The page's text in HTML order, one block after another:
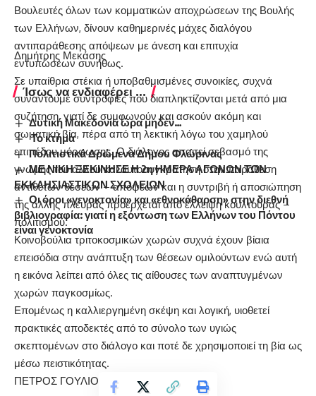
Δημήτρης Μεκάσης
Ίσως να ενδιαφέρει ...
Δυτική Μακεδονία ώρα μηδέν…
Το κτήμα
Πολιτιστικά Δρώμενα Δήμου Φλώρινας
ΜΕ ΝΙΚΗ ΞΕΚΙΝΗΣΕ Η 2η ΗΜΕΡΑ ΑΓΩΝΩΝ ΤΩΝ
ΕΚΚΛΗΣΙΑΣΤΙΚΩΝ ΣΧΟΛΕΙΩΝ
Οι όροι «γενοκτονία» και «εθνοκάθαρση» στην διεθνή
βιβλιογραφία: γιατί η εξόντωση των Ελλήνων του Πόντου
είναι γενοκτονία
Βουλευτές όλων των κομματικών αποχρώσεων της Βουλής
των Ελλήνων, δίνουν καθημερινές μάχες διαλόγου
αντιπαράθεσης απόψεων με άνεση και επιτυχία
εντυπώσεων συνήθως.
Σε υπαίθρια στέκια ή υποβαθμισμένες συνοικίες, συχνά
συναντούμε συντροφιές που διαπληκτίζονται μετά από μια
συζήτηση, γιατί δε συμφωνούν και ασκούν ακόμη και
σωματική βία, πέρα από τη λεκτική λόγω του χαμηλού
επιπέδου μόρφωσης. Ο διάλογος απαιτεί σεβασμό της
γνώμης του άλλου και αυτοσυγκράτηση στην παράθεση
αντίθετων θέσεων – απόψεων και η συντριβή ή αποσιώπηση
της άλλης πλευράς προέρχεται από έλλειψη κουλτούρας –
πολιτισμού.
Κοινοβούλια τριτοκοσμικών χωρών συχνά έχουν βίαια
επεισόδια στην ανάπτυξη των θέσεων ομιλούντων ενώ αυτή
η εικόνα λείπει από όλες τις αίθουσες των αναπτυγμένων
χωρών παγκοσμίως.
Επομένως η καλλιεργημένη σκέψη και λογική, υιοθετεί
πρακτικές αποδεκτές από το σύνολο των υγιώς
σκεπτομένων στο διάλογο και ποτέ δε χρησιμοποιεί τη βία ως
μέσω πειστικότητας.
ΠΕΤΡΟΣ ΓΟΥΛΙΟΣ